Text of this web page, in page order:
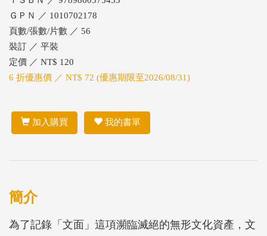
ＧＰＮ ／ 1010702178
頁數/張數/片數 ／ 56
裝訂 ／ 平裝
定價 ／ NT$ 120
6 折優惠價 ／ NT$ 72 (優惠期限至2026/08/31)
加入購買 我的書單
簡介
為了記錄「文面」這項瀕臨滅絕的無形文化資產，文